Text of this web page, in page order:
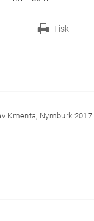
Tisk
Kmenta, Nymburk 2017.